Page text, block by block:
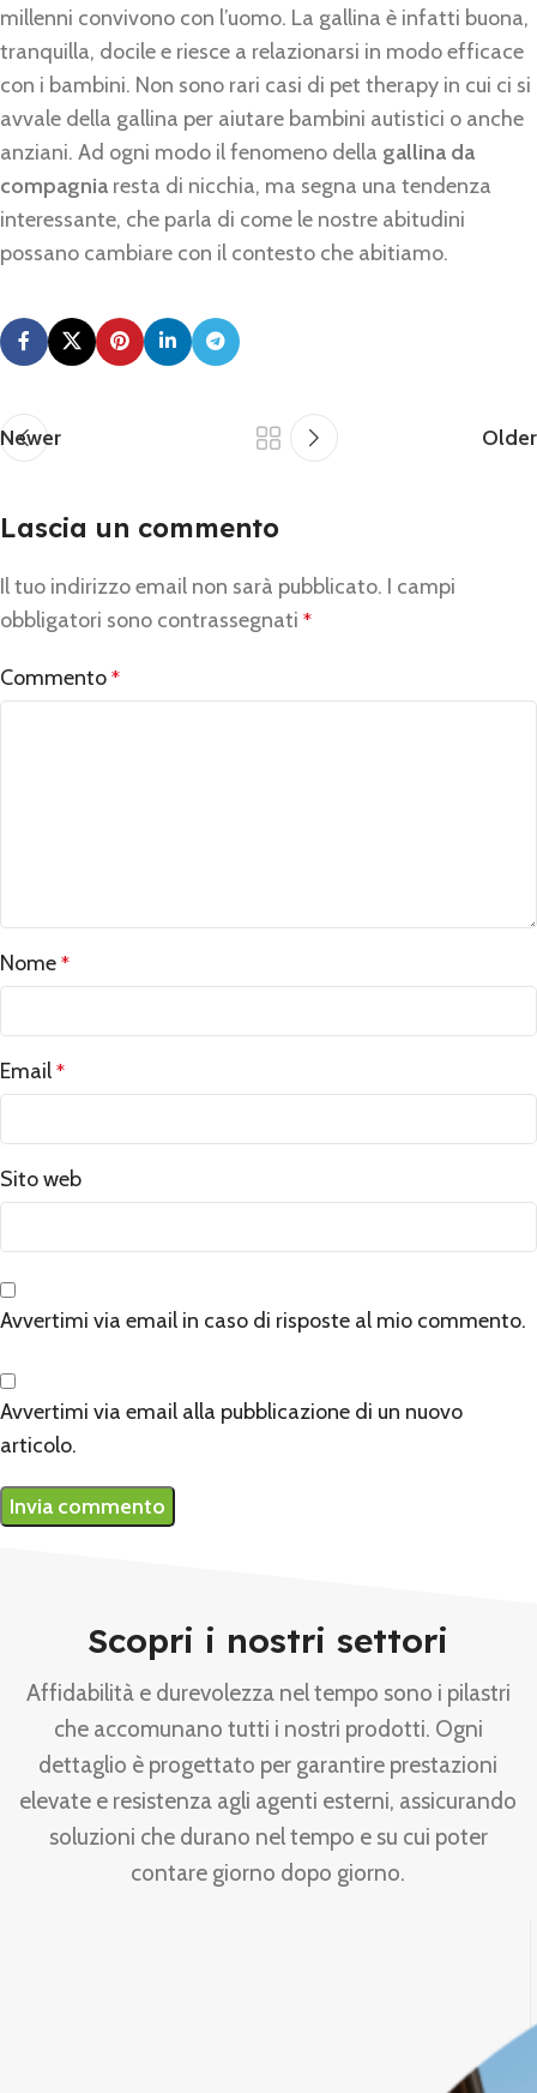
millenni convivono con l’uomo. La gallina è infatti buona,
tranquilla, docile e riesce a relazionarsi in modo efficace
con i bambini. Non sono rari casi di pet therapy in cui ci si
avvale della gallina per aiutare bambini autistici o anche
anziani. Ad ogni modo il fenomeno della gallina da
compagnia resta di nicchia, ma segna una tendenza
interessante, che parla di come le nostre abitudini
possano cambiare con il contesto che abitiamo.
Newer Older
Lascia un commento
Il tuo indirizzo email non sarà pubblicato. I campi
obbligatori sono contrassegnati *
Commento *
Nome *
Email *
Sito web
Avvertimi via email in caso di risposte al mio commento.
Avvertimi via email alla pubblicazione di un nuovo
articolo.
Alternative:
Scopri i nostri settori
Affidabilità e durevolezza nel tempo sono i pilastri
che accomunano tutti i nostri prodotti. Ogni
dettaglio è progettato per garantire prestazioni
elevate e resistenza agli agenti esterni, assicurando
soluzioni che durano nel tempo e su cui poter
contare giorno dopo giorno.